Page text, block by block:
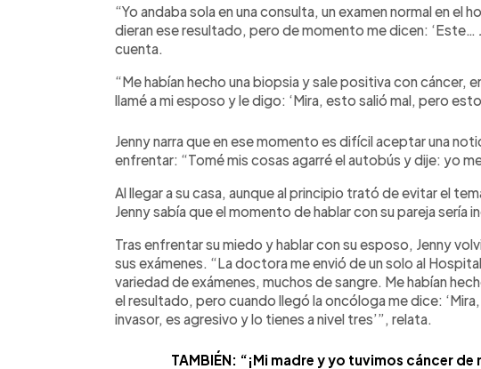
“Yo andaba sola en una consulta, un examen normal en el
dieran ese resultado, pero de momento me dicen: ‘Este…
cuenta.
“Me habían hecho una biopsia y sale positiva con cáncer,
llamé a mi esposo y le digo: ‘Mira, esto salió mal, pero
Jenny narra que en ese momento es difícil aceptar una
enfrentar: “Tomé mis cosas agarré el autobús y dije: yo
Al llegar a su casa, aunque al principio trató de evitar el
Jenny sabía que el momento de hablar con su pareja sería
Tras enfrentar su miedo y hablar con su esposo, Jenny
sus exámenes. “La doctora me envió de un solo al
variedad de exámenes, muchos de sangre. Me habían
el resultado, pero cuando llegó la oncóloga me dice:
invasor, es agresivo y lo tienes a nivel tres’”, relata.
TAMBIÉN: “¡Mi madre y yo tuvimos cáncer